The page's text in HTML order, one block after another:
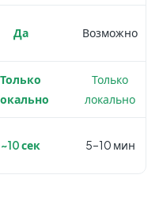
Да Возможно
Только
Только
локально
~10 сек 5–10 мин